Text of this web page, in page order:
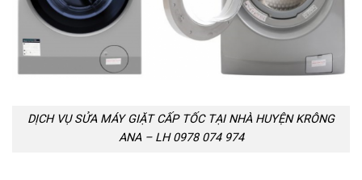
DỊCH VỤ SỬA MÁY GIẶT CẤP TỐC TẠI NHÀ HUYỆN KRÔNG
ANA – LH 0978 074 974